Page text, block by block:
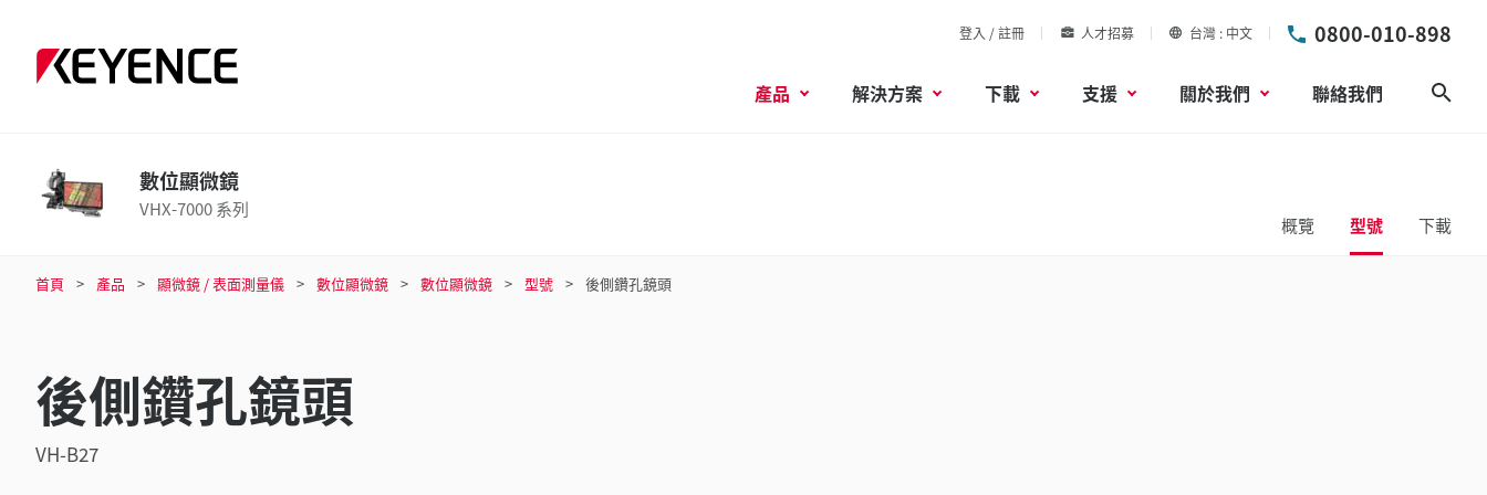
登入 / 註冊 人才招募 台灣 中文 0800-010-898
產品 解決方案 下載 支援 關於我們 聯絡我們
數位顯微鏡
VHX-7000 系列
概覽 型號 下載
首頁 產品 顯微鏡 / 表面測量儀 數位顯微鏡 數位顯微鏡 型號 後側鑽孔鏡頭
後側鑽孔鏡頭
VH-B27